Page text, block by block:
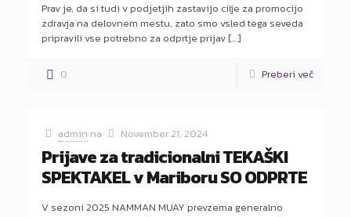
Prav je, da si tudi v podjetjih zastavijo cilje za promocijo
zdravja na delovnem mestu, zato smo vsled tega seveda
pripravili vse potrebno za odprtje prijav […]
0 Preberi več
admin na November 21, 2024
Prijave za tradicionalni TEKAŠKI
SPEKTAKEL v Mariboru SO ODPRTE
V sezoni 2025 NAMMAN MUAY prevzema generalno